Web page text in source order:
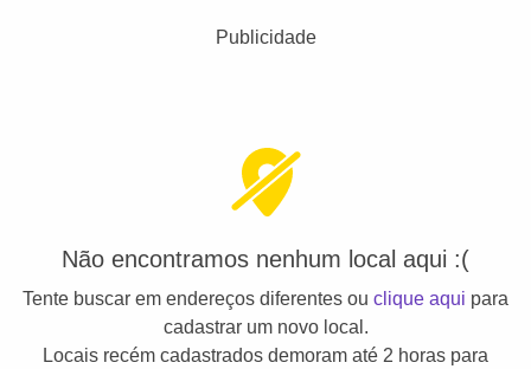
Publicidade
Não encontramos nenhum local aqui :(
Tente buscar em endereços diferentes ou clique aqui para
cadastrar um novo local.
Locais recém cadastrados demoram até 2 horas para